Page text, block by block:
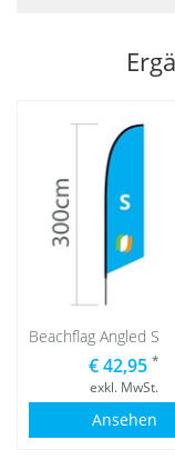
Beachflag Angled S
€ 42,95 *
exkl. MwSt.
Ansehen